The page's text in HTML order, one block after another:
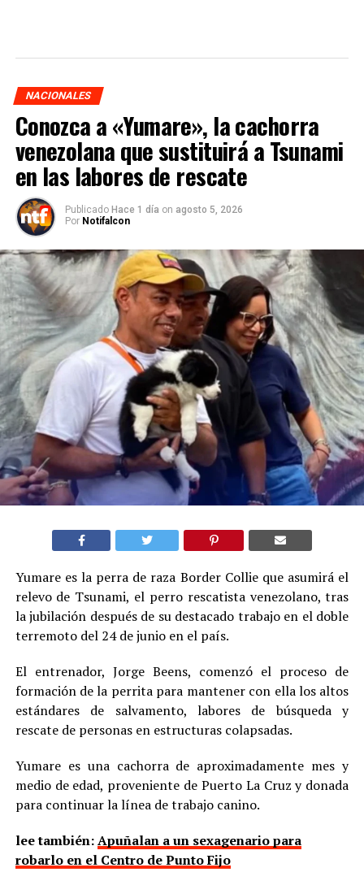
NACIONALES
Conozca a «Yumare», la cachorra
venezolana que sustituirá a Tsunami
en las labores de rescate
Publicado Hace 1 día on agosto 5, 2026
Por Notifalcon
Yumare es la perra de raza Border Collie que asumirá el
relevo de Tsunami, el perro rescatista venezolano, tras
la jubilación después de su destacado trabajo en el doble
terremoto del 24 de junio en el país.
El entrenador, Jorge Beens, comenzó el proceso de
formación de la perrita para mantener con ella los altos
estándares de salvamento, labores de búsqueda y
rescate de personas en estructuras colapsadas.
Yumare es una cachorra de aproximadamente mes y
medio de edad, proveniente de Puerto La Cruz y donada
para continuar la línea de trabajo canino.
lee también:Apuñalan a un sexagenario para
robarlo en el Centro de Punto Fijo